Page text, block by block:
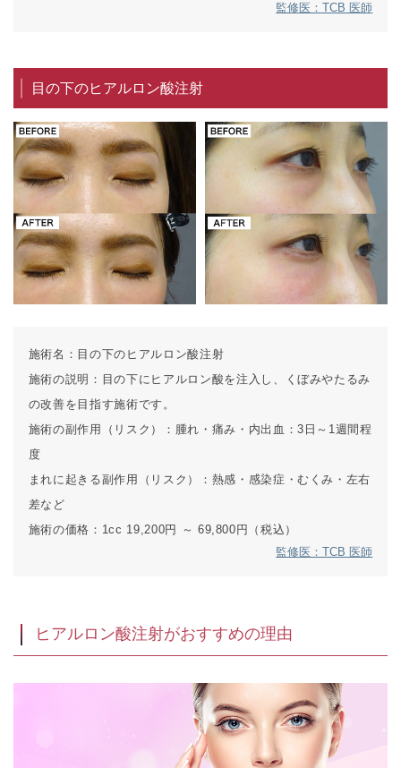
監修医：TCB 医師
目の下のヒアルロン酸注射
施術名： 目の下のヒアルロン酸注射
施術の説明： 目の下にヒアルロン酸を注入し、くぼみやたるみ
の改善を目指す施術です。
施術の副作用（リスク）： 腫れ・痛み・内出血：3日～1週間程
度
まれに起きる副作用（リスク）： 熱感・感染症・むくみ・左右
差など
施術の価格： 1cc 19,200円 ～ 69,800円（税込）
監修医：TCB 医師
ヒアルロン酸注射がおすすめの理由